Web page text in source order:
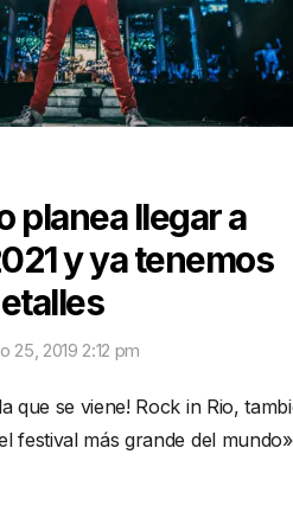
planea llegar a
y ya tenemos
25, 2019 2:12 pm
que se viene! Rock in Rio,
festival más grande del